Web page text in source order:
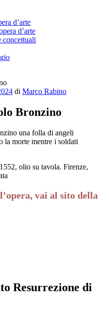
d’arte
d’arte
concettuali
di Marco Rabino
Bronzino
una folla di angeli
la morte mentre i soldati
olio su tavola. Firenze,
vai al sito della
Resurrezione di